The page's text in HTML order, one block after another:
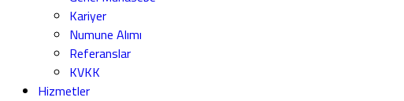
Kariyer
Numune Alımı
Referanslar
KVKK
Hizmetler